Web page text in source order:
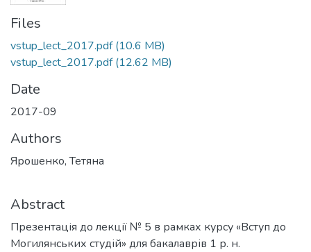
Files
vstup_lect_2017.pdf(10.6 MB)
vstup_lect_2017.pdf(12.62 MB)
Date
2017-09
Authors
Ярошенко, Тетяна
Abstract
Презентація до лекції № 5 в рамках курсу «Вступ до
Могилянських студій» для бакалаврів 1 р. н.